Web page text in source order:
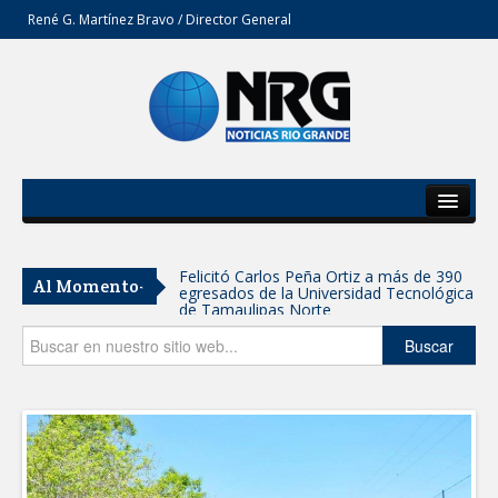
René G. Martínez Bravo / Director General
Del Estado
Secciones
Opinión
Al Momento- Felicitó Carlos Peña Ortiz a más de 390
egresados de la Universidad Tecnológica
de Tamaulipas Norte
GOBIERNO DE CARMEN LILIA
GARANTIZAR UN MEJOR SERVICIO DE
personas con discapacidad
Buscar